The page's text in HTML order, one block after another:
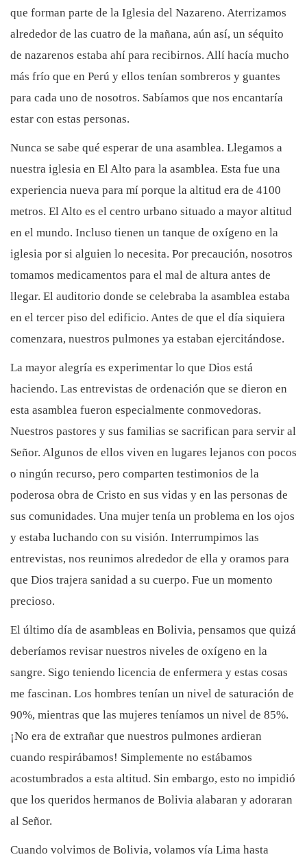
que forman parte de la Iglesia del Nazareno. Aterrizamos
alrededor de las cuatro de la mañana, aún así, un séquito
de nazarenos estaba ahí para recibirnos. Allí hacía mucho
más frío que en Perú y ellos tenían sombreros y guantes
para cada uno de nosotros. Sabíamos que nos encantaría
estar con estas personas.
Nunca se sabe qué esperar de una asamblea. Llegamos a
nuestra iglesia en El Alto para la asamblea. Esta fue una
experiencia nueva para mí porque la altitud era de 4100
metros. El Alto es el centro urbano situado a mayor altitud
en el mundo. Incluso tienen un tanque de oxígeno en la
iglesia por si alguien lo necesita. Por precaución, nosotros
tomamos medicamentos para el mal de altura antes de
llegar. El auditorio donde se celebraba la asamblea estaba
en el tercer piso del edificio. Antes de que el día siquiera
comenzara, nuestros pulmones ya estaban ejercitándose.
La mayor alegría es experimentar lo que Dios está
haciendo. Las entrevistas de ordenación que se dieron en
esta asamblea fueron especialmente conmovedoras.
Nuestros pastores y sus familias se sacrifican para servir al
Señor. Algunos de ellos viven en lugares lejanos con pocos
o ningún recurso, pero comparten testimonios de la
poderosa obra de Cristo en sus vidas y en las personas de
sus comunidades. Una mujer tenía un problema en los ojos
y estaba luchando con su visión. Interrumpimos las
entrevistas, nos reunimos alrededor de ella y oramos para
que Dios trajera sanidad a su cuerpo. Fue un momento
precioso.
El último día de asambleas en Bolivia, pensamos que quizá
deberíamos revisar nuestros niveles de oxígeno en la
sangre. Sigo teniendo licencia de enfermera y estas cosas
me fascinan. Los hombres tenían un nivel de saturación de
90%, mientras que las mujeres teníamos un nivel de 85%.
¡No era de extrañar que nuestros pulmones ardieran
cuando respirábamos! Simplemente no estábamos
acostumbrados a esta altitud. Sin embargo, esto no impidió
que los queridos hermanos de Bolivia alabaran y adoraran
al Señor.
Cuando volvimos de Bolivia, volamos vía Lima hasta